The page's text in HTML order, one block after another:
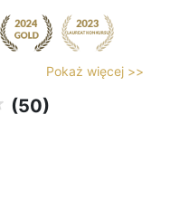
Pokaż więcej >>
(50)